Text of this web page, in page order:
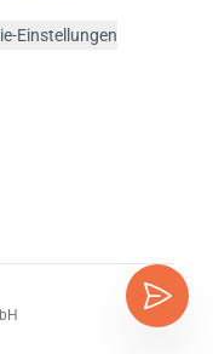
Einstellungen